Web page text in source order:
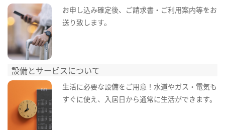
お申し込み確定後、ご請求書・ご利用案内等をお
送り致します。
設備とサービスについて
生活に必要な設備をご用意！水道やガス・電気も
すぐに使え、入居日から通常に生活ができます。